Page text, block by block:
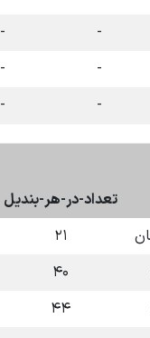
-
-
-
-
-
-
تعداد-در-هر-بندیل
۲۱
۴۰
۴۴